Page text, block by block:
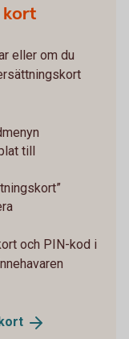
kort
eller om du
till
och PIN-kod i